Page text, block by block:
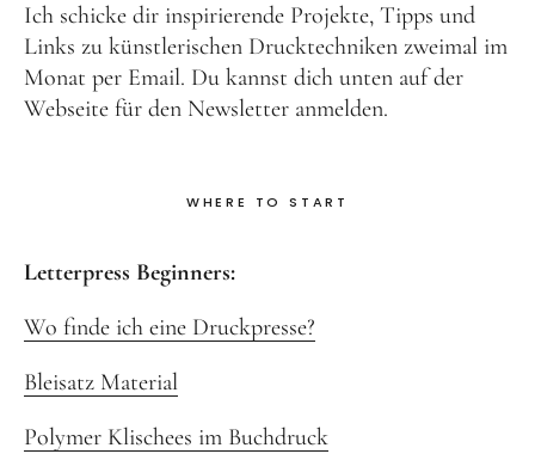
Ich schicke dir inspirierende Projekte, Tipps und
Links zu künstlerischen Drucktechniken zweimal im
Monat per Email. Du kannst dich unten auf der
Webseite für den Newsletter anmelden.
WHERE TO START
Letterpress Beginners:
Wo finde ich eine Druckpresse?
Bleisatz Material
Polymer Klischees im Buchdruck